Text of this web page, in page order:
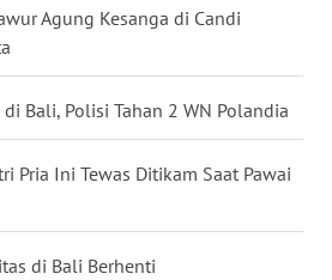
Agung Kesanga di Candi
Bali, Polisi Tahan 2 WN Polandia
Pria Ini Tewas Ditikam Saat Pawai
di Bali Berhenti